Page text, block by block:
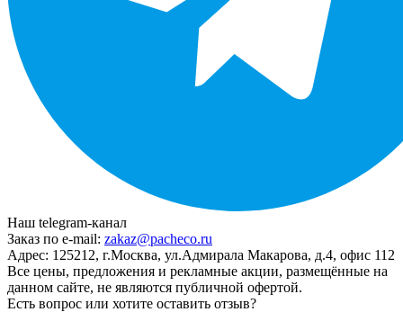
Наш telegram-канал
Заказ по e-mail: zakaz@pacheco.ru
Адрес: 125212, г.Москва, ул.Адмирала Макарова, д.4, офис 112
Все цены, предложения и рекламные акции, размещённые на
данном сайте, не являются публичной офертой.
Есть вопрос или хотите оставить отзыв?